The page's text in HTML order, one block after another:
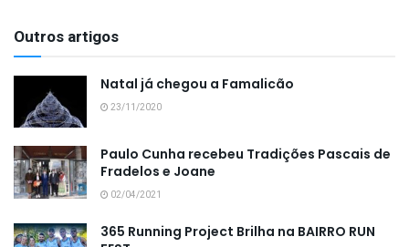
Outros artigos
Natal já chegou a Famalicão
23/11/2020
Paulo Cunha recebeu Tradições Pascais de
Fradelos e Joane
02/04/2021
365 Running Project Brilha na BAIRRO RUN